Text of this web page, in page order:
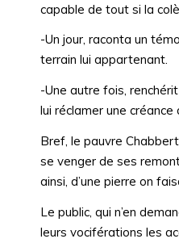
capable de tout si la
-Un jour, raconta un
terrain lui appartenant.
-Une autre fois,
lui réclamer une créance
Bref, le pauvre
se venger de ses
ainsi, d’une pierre on
Le public, qui n’en
leurs vociférations les